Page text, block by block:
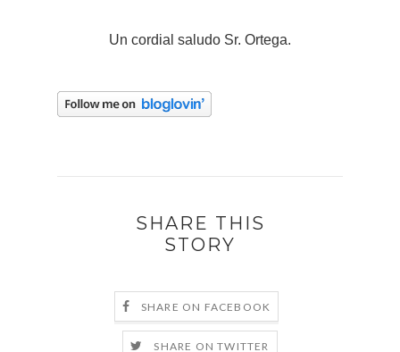
Un cordial saludo Sr. Ortega.
SHARE THIS
STORY
SHARE ON FACEBOOK
SHARE ON TWITTER